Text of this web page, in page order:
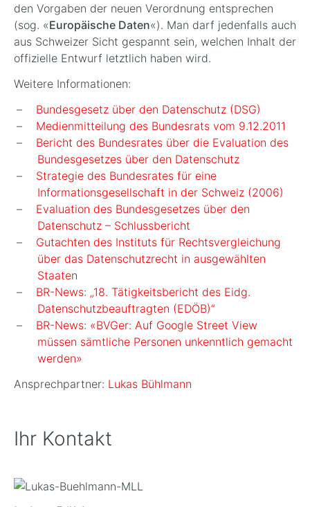
Ihr Kontakt
den Vorgaben der neuen Verordnung entsprechen
(sog. «Europäische Daten«). Man darf jedenfalls auch
aus Schweizer Sicht gespannt sein, welchen Inhalt der
offizielle Entwurf letztlich haben wird.
Weitere Informationen:
Bundesgesetz über den Datenschutz (DSG)
Medienmitteilung des Bundesrats vom 9.12.2011
Bericht des Bundesrates über die Evaluation des
Bundesgesetzes über den Datenschutz
Strategie des Bundesrates für eine
Informationsgesellschaft in der Schweiz (2006)
Evaluation des Bundesgesetzes über den
Datenschutz – Schlussbericht
Gutachten des Instituts für Rechtsvergleichung
über das Datenschutzrecht in ausgewählten
Staaten
BR-News: „18. Tätigkeitsbericht des Eidg.
Datenschutzbeauftragten (EDÖB)“
BR-News: «BVGer: Auf Google Street View
müssen sämtliche Personen unkenntlich gemacht
werden»
Ansprechpartner: Lukas Bühlmann